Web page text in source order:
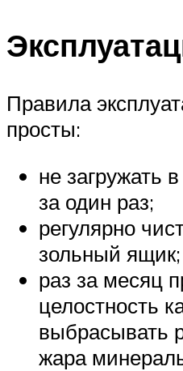
Правила
просты:
не загружать
за один раз;
регулярно
зольный ящик;
раз за месяц
целостность
выбрасывать
жара